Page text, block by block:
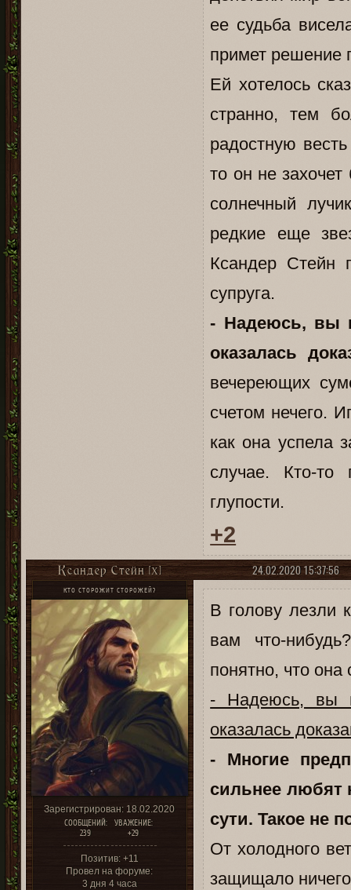
ее судьба
примет решение
Ей хотелось
странно, тем
радостную
то он не
солнечный
редкие еще
Ксандер Стейн
супруга.
- Надеюсь, вы
оказалась
вечереющих
счетом нечего.
как она успела
случае. Кто-то
глупости.
+2
24.02.2020 15:37:56
Ксандер Стейн [X]
КТО СТОРОЖИТ СТОРОЖЕЙ?
Зарегистрирован: 18.02.2020
СООБЩЕНИЙ:
239
УВАЖЕНИЕ:
+29
Позитив: +11
Провел на форуме:
3 дня 4 часа
В голову лезли
вам что-
понятно, что она
- Надеюсь, вы
оказалась
- Многие
сильнее любят
сути. Такое не
От холодного
защищало